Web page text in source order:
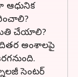
ఆధునిక
చేయాలి?
అంశాలపై
సెంటర్